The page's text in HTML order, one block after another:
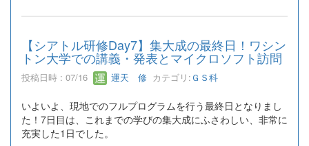
【シアトル研修Day7】集大成の最終日！ワシン
トン大学での講義・発表とマイクロソフト訪問
投稿日時 : 07/16 運天 修 カテゴリ: ＧＳ科
いよいよ、現地でのフルプログラムを行う最終日となりまし
た！7日目は、これまでの学びの集大成にふさわしい、非常に
充実した1日でした。